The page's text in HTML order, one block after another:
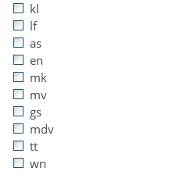
kl
lf
as
en
mk
mv
gs
mdv
tt
wn